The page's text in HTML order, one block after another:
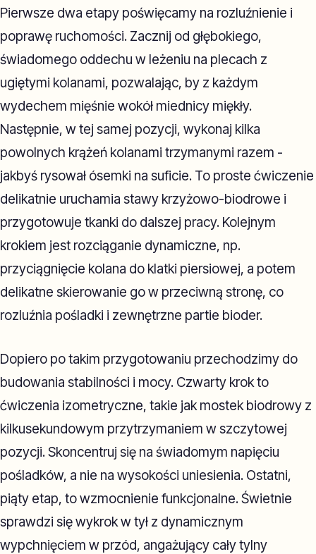
Pierwsze dwa etapy poświęcamy na rozluźnienie i
poprawę ruchomości. Zacznij od głębokiego,
świadomego oddechu w leżeniu na plecach z
ugiętymi kolanami, pozwalając, by z każdym
wydechem mięśnie wokół miednicy miękły.
Następnie, w tej samej pozycji, wykonaj kilka
powolnych krążeń kolanami trzymanymi razem -
jakbyś rysował ósemki na suficie. To proste ćwiczenie
delikatnie uruchamia stawy krzyżowo-biodrowe i
przygotowuje tkanki do dalszej pracy. Kolejnym
krokiem jest rozciąganie dynamiczne, np.
przyciągnięcie kolana do klatki piersiowej, a potem
delikatne skierowanie go w przeciwną stronę, co
rozluźnia pośladki i zewnętrzne partie bioder.
Dopiero po takim przygotowaniu przechodzimy do
budowania stabilności i mocy. Czwarty krok to
ćwiczenia izometryczne, takie jak mostek biodrowy z
kilkusekundowym przytrzymaniem w szczytowej
pozycji. Skoncentruj się na świadomym napięciu
pośladków, a nie na wysokości uniesienia. Ostatni,
piąty etap, to wzmocnienie funkcjonalne. Świetnie
sprawdzi się wykrok w tył z dynamicznym
wypchnięciem w przód, angażujący cały tylny